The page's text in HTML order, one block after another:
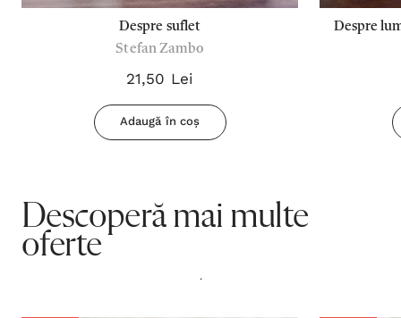
Despre suflet
Stefan Zambo
21,50 Lei
Adaugă în coș
Despre
Descoperă mai multe
oferte
.